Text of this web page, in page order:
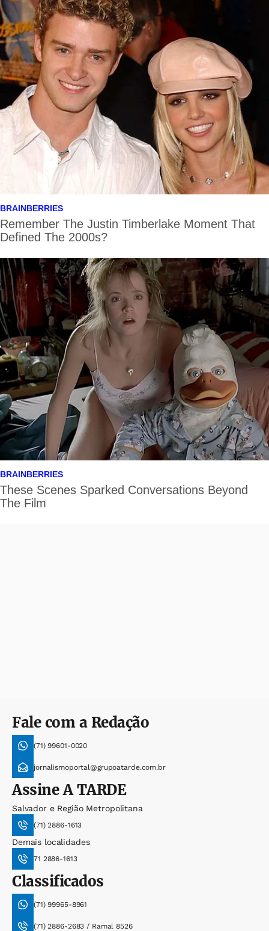
Fale com a Redação
(71) 99601-0020
jornalismoportal@grupoatarde.com.br
AssineA TARDE
Salvador e Região Metropolitana
(71) 2886-1613
Demais localidades
71 2886-1613
Classificados
(71) 99965-8961
(71) 2886-2683 / Ramal 8526